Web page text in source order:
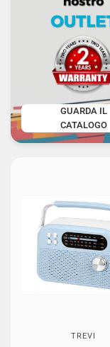
GUARDA IL
CATALOGO
TREVI